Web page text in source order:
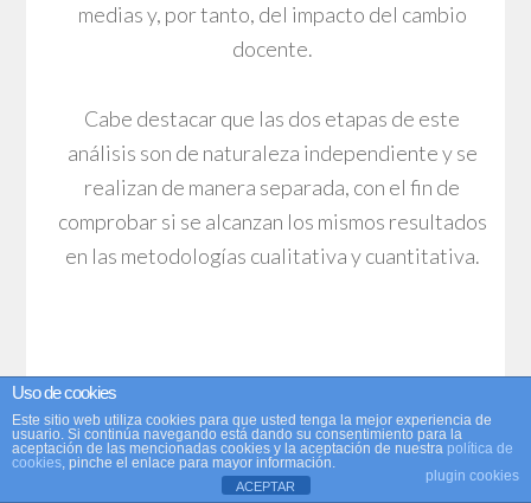
medias y, por tanto, del impacto del cambio
docente.
Cabe destacar que las dos etapas de este
análisis son de naturaleza independiente y se
realizan de manera separada, con el fin de
comprobar si se alcanzan los mismos resultados
en las metodologías cualitativa y cuantitativa.
5.1. ANÁLISIS CUALITATIVO DE LA
SATISFACCIÓN DEL ALUMNADO CON EL
Uso de cookies
Este sitio web utiliza cookies para que usted tenga la mejor experiencia de
usuario. Si continúa navegando está dando su consentimiento para la
aceptación de las mencionadas cookies y la aceptación de nuestra política de
cookies, pinche el enlace para mayor información.
plugin cookies
ACEPTAR